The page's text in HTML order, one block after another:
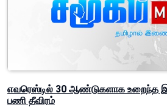
எவரெஸ்டில் 30 ஆண்டுகளாக உறைந்த
பணி தீவிரம்